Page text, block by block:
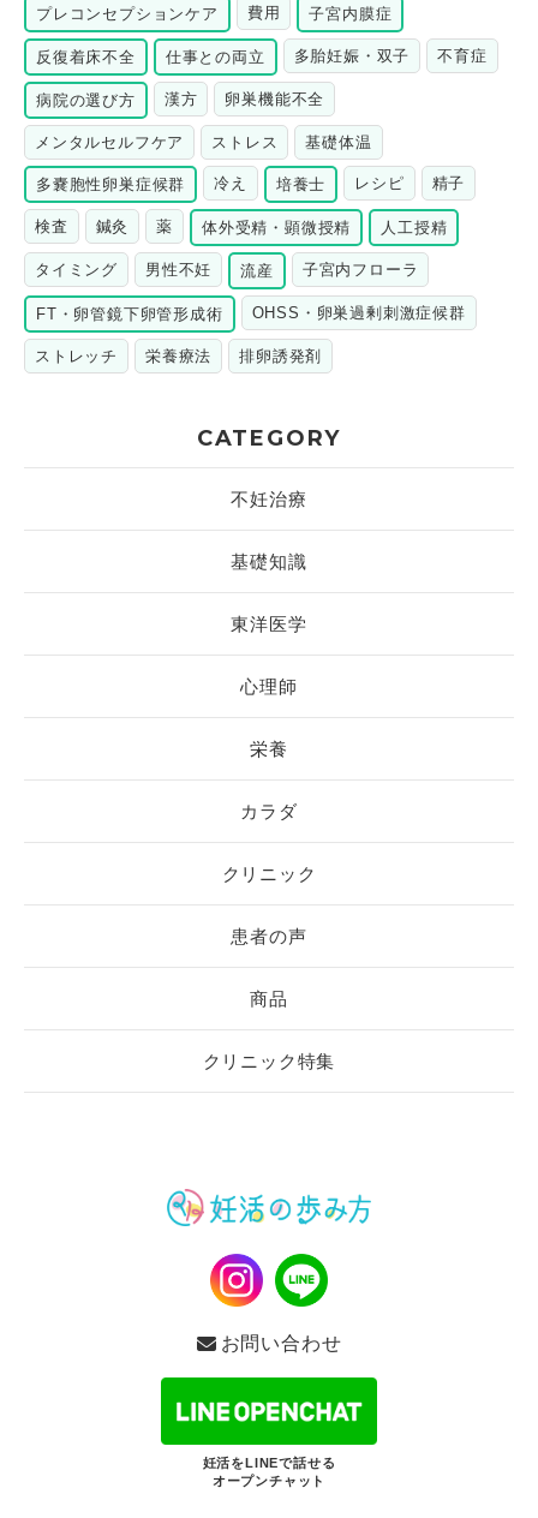
プレコンセプションケア 費用 子宮内膜症
反復着床不全 仕事との両立 多胎妊娠・双子 不育症
病院の選び方 漢方 卵巣機能不全
メンタルセルフケア ストレス 基礎体温
多嚢胞性卵巣症候群 冷え 培養士 レシピ 精子
検査 鍼灸 薬 体外受精・顕微授精 人工授精
タイミング 男性不妊 流産 子宮内フローラ
FT・卵管鏡下卵管形成術 OHSS・卵巣過剰刺激症候群
ストレッチ 栄養療法 排卵誘発剤
CATEGORY
不妊治療
基礎知識
東洋医学
心理師
栄養
カラダ
クリニック
患者の声
商品
クリニック特集
お問い合わせ
妊活をLINEで話せる
オープンチャット